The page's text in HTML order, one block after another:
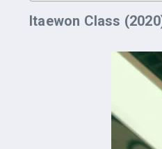
Itaewon Class